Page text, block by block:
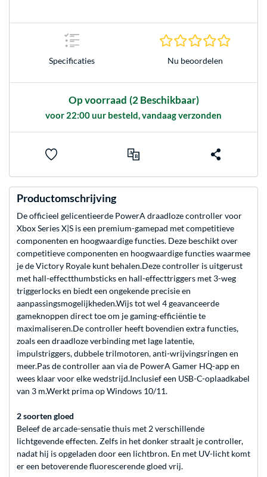
Specificaties Nu beoordelen
Op voorraad (2 Beschikbaar)
voor 22:00 uur besteld, vandaag verzonden
Productomschrijving
De officieel gelicentieerde PowerA draadloze controller voor
Xbox Series X|S is een premium-gamepad met competitieve
componenten en hoogwaardige functies. Deze beschikt over
competitieve componenten en hoogwaardige functies waarmee
je de Victory Royale kunt behalen.Deze controller is uitgerust
met hall-effectthumbsticks en hall-effecttriggers met 3-weg
triggerlocks en biedt een ongekende precisie en
aanpassingsmogelijkheden.Wijs tot wel 4 geavanceerde
gameknoppen direct toe om je gaming-efficiëntie te
maximaliseren.De controller heeft bovendien extra functies,
zoals een draadloze verbinding met lage latentie,
impulstriggers, dubbele trilmotoren, anti-wrijvingsringen en
meer.Pas de controller aan via de PowerA Gamer HQ-app en
wees klaar voor elke wedstrijd.Inclusief een USB-C-oplaadkabel
van 3 m.Werkt prima op Windows 10/11.
2 soorten gloed
Beleef de arcade-sensatie thuis met 2 verschillende
lichtgevende effecten. Zelfs in het donker straalt je controller,
nadat hij is opgeladen door een lichtbron. En met UV-licht komt
er een betoverende fluorescerende gloed vrij.